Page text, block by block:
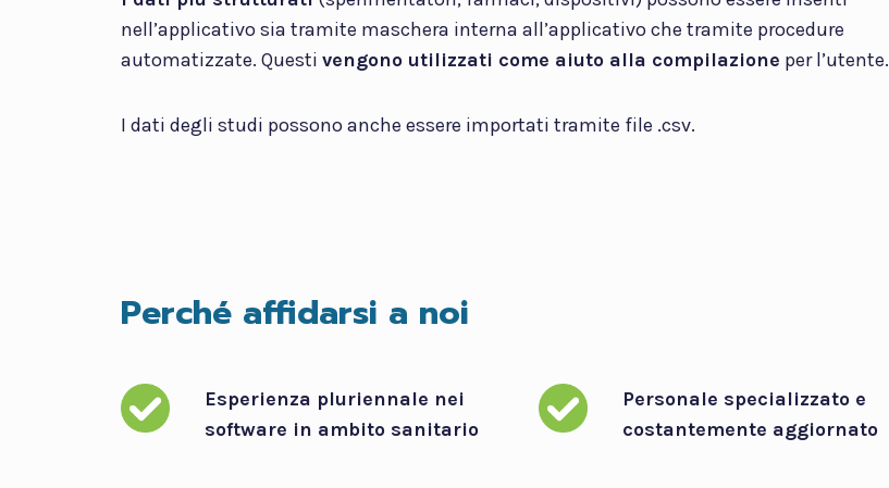
nell’applicativo sia tramite maschera interna all’applicativo che tramite procedure
automatizzate. Questi vengono utilizzati come aiuto alla compilazione per l’utente.
I dati degli studi possono anche essere importati tramite file .csv.
Perché affidarsi a noi
Esperienza pluriennale nei
software in ambito sanitario
Personale specializzato e
costantemente aggiornato